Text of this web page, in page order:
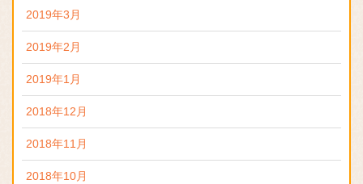
2019年3月
2019年2月
2019年1月
2018年12月
2018年11月
2018年10月